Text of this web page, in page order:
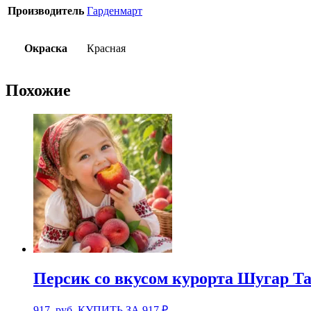
Производитель Гарденмарт
Окраска Красная
Похожие
Персик со вкусом курорта Шугар